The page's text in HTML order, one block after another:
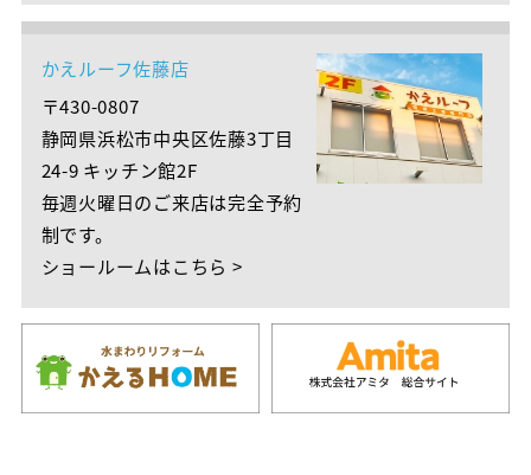
かえルーフ佐藤店
〒430-0807
静岡県浜松市中央区佐藤3丁目
24-9 キッチン館2F
毎週火曜日のご来店は完全予約
制です。
ショールームはこちら >